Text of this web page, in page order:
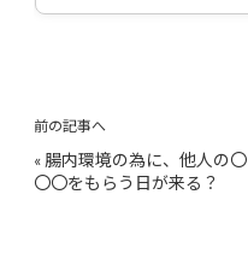
前の記事へ
« 腸内環境の為に、他人の〇
〇〇をもらう日が来る？